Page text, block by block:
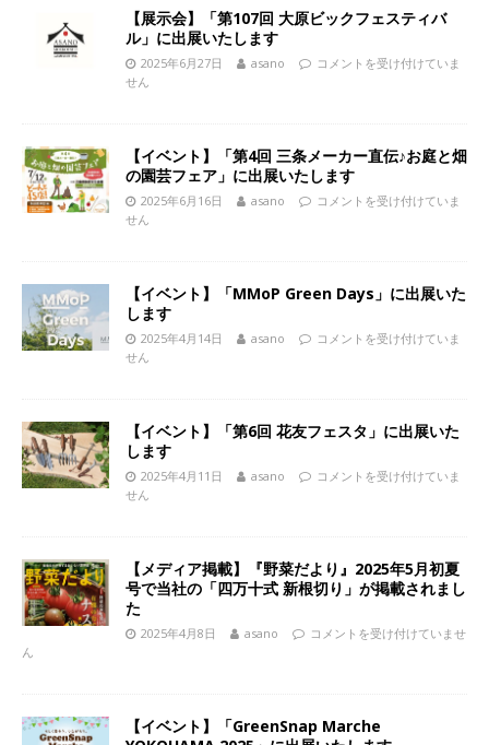
【展示会】「第107回 大原ビックフェスティバ
ル」に出展いたします
2025年6月27日 asano
コメントを受け付けていま
せん
【イベント】「第4回 三条メーカー直伝♪お庭と畑
の園芸フェア」に出展いたします
2025年6月16日 asano
コメントを受け付けていま
せん
【イベント】「MMoP Green Days」に出展いた
します
2025年4月14日 asano
コメントを受け付けていま
せん
【イベント】「第6回 花友フェスタ」に出展いた
します
2025年4月11日 asano
コメントを受け付けていま
せん
【メディア掲載】『野菜だより』2025年5月初夏
号で当社の「四万十式 新根切り」が掲載されまし
た
2025年4月8日 asano
コメントを受け付けていませ
ん
【イベント】「GreenSnap Marche